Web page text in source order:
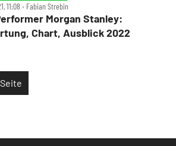
11:08 ‧ Fabian Strebin
Morgan Stanley:
Chart, Ausblick 2022